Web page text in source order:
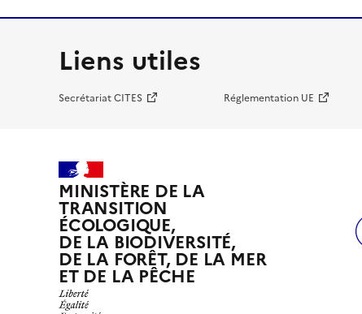
Liens utiles
Secrétariat CITES Réglementation UE
MINISTÈRE DE LA
TRANSITION
ÉCOLOGIQUE,
DE LA BIODIVERSITÉ,
DE LA FORÊT, DE LA MER
ET DE LA PÊCHE